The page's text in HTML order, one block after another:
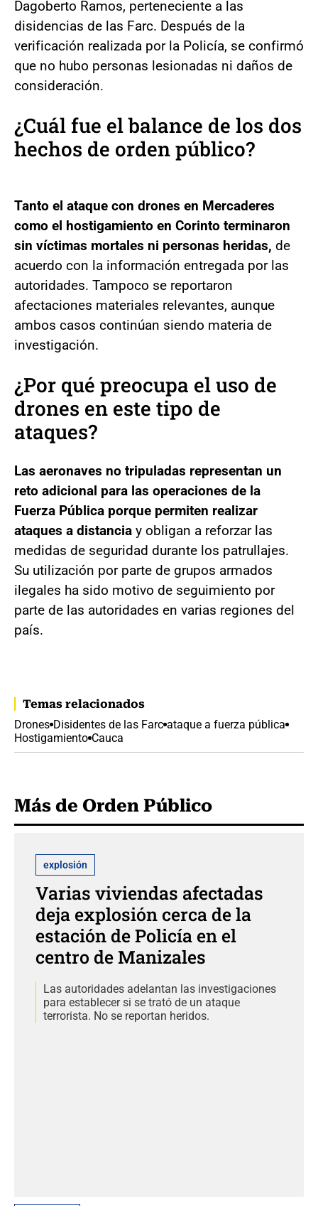
Dagoberto Ramos, perteneciente a las
disidencias de las Farc. Después de la
verificación realizada por la Policía, se confirmó
que no hubo personas lesionadas ni daños de
consideración.
¿Cuál fue el balance de los dos
hechos de orden público?
Tanto el ataque con drones en Mercaderes
como el hostigamiento en Corinto terminaron
sin víctimas mortales ni personas heridas, de
acuerdo con la información entregada por las
autoridades. Tampoco se reportaron
afectaciones materiales relevantes, aunque
ambos casos continúan siendo materia de
investigación.
¿Por qué preocupa el uso de
drones en este tipo de
ataques?
Las aeronaves no tripuladas representan un
reto adicional para las operaciones de la
Fuerza Pública porque permiten realizar
ataques a distancia y obligan a reforzar las
medidas de seguridad durante los patrullajes.
Su utilización por parte de grupos armados
ilegales ha sido motivo de seguimiento por
parte de las autoridades en varias regiones del
país.
Temas relacionados
Drones Disidentes de las Farc ataque a fuerza pública
Hostigamiento Cauca
Más de Orden Público
explosión
Varias viviendas afectadas
deja explosión cerca de la
estación de Policía en el
centro de Manizales
Las autoridades adelantan las investigaciones
para establecer si se trató de un ataque
terrorista. No se reportan heridos.